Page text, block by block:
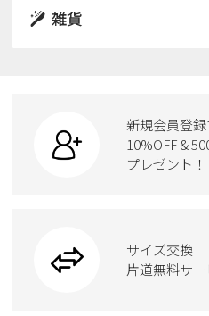
スニーカー
カジュアルシューズ
ワークシューズ
ウェア
ローファー
ブーツ
サンダル
スクール
ボディバッグ
ハンドバッグ
トートバッグ
雑貨
ケア用品
新規会員登録
10%OFF &
プレゼント！
サイズ交換
片道無料サー